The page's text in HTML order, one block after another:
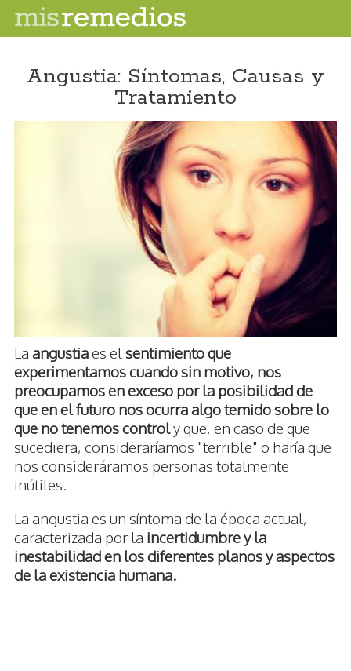
Angustia: Síntomas, Causas y
Tratamiento
La angustiaes el sentimiento que
experimentamos cuando sin motivo, nos
preocupamos en exceso por la posibilidad de
que en el futuro nos ocurra algo temido sobre lo
que no tenemos control y que, en caso de que
sucediera, consideraríamos "terrible" o haría que
nos consideráramos personas totalmente
inútiles.
La angustia es un síntoma de la época actual,
caracterizada por la incertidumbre y la
inestabilidad en los diferentes planos y aspectos
de la existencia humana.